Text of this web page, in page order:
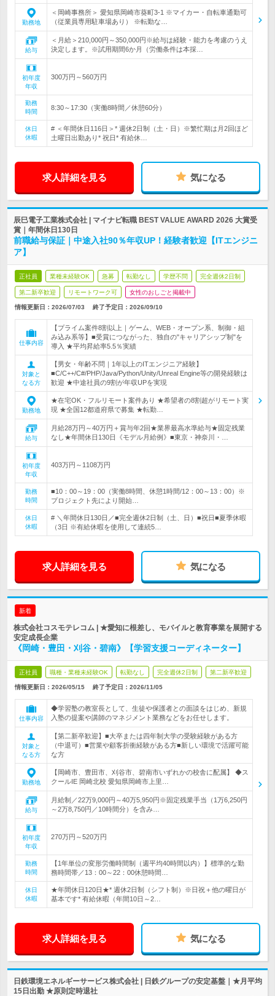
勤務地
＜岡崎事務所＞ 愛知県岡崎市葵町3-1 ※マイカー・自転車通勤可
（従業員専用駐車場あり） ※転勤な…
給与
＜月給＞210,000円～350,000円※給与は経験・能力を考慮のうえ
決定します。※試用期間6か月（労働条件は本採…
初年度
年収
300万円～560万円
勤務
時間
8:30～17:30（実働8時間／休憩60分）
休日
休暇
# ＜年間休日116日＞* 週休2日制（土・日）※繁忙期は月2回ほど
土曜日出勤あり* 祝日* 有給休…
求人詳細を見る 気になる
辰巳電子工業株式会社 | マイナビ転職 BEST VALUE AWARD 2026 大賞受
賞｜年間休日130日
前職給与保証｜中途入社90％年収UP！経験者歓迎【ITエンジニ
ア】
正社員 業種未経験OK 急募 転勤なし 学歴不問 完全週休2日制
第二新卒歓迎 リモートワーク可 女性のおしごと掲載中
情報更新日：2026/07/03 終了予定日： 2026/09/10
仕事内容
【プライム案件8割以上｜ゲーム、WEB・オープン系、制御・組
み込み系等】■受賞につながった、独自の"キャリアシップ制"を
導入 ★平均昇給率5.5％実績
対象と
なる方
【男女・年齢不問｜1年以上のITエンジニア経験】
■C/C++/C#/PHP/Java/Python/Unity/Unreal Engine等の開発経験は
歓迎 ★中途社員の9割が年収UPを実現
勤務地
★在宅OK・フルリモート案件あり ★希望者の8割超がリモート実
現 ★全国12都道府県で募集 ★転勤…
給与
月給28万円～40万円＋賞与年2回★業界最高水準給与★固定残業
なし★年間休日130日《モデル月給例》■東京・神奈川・…
初年度
年収
403万円～1108万円
勤務
時間
■10：00～19：00（実働8時間、休憩1時間/12：00～13：00）※
プロジェクト先により開始…
休日
休暇
# ＼年間休日130日／■完全週休2日制（土、日）■祝日■夏季休暇
（3日 ※有給休暇を使用して連続5…
求人詳細を見る 気になる
新着
株式会社コスモテレコム | ★愛知に根差し、モバイルと教育事業を展開する
安定成長企業
《岡崎・豊田・刈谷・碧南》【学習支援コーディネーター】
正社員 職種・業種未経験OK 転勤なし 完全週休2日制 第二新卒歓迎
情報更新日：2026/05/15 終了予定日： 2026/11/05
仕事内容
◆学習塾の教室長として、生徒や保護者との面談をはじめ、新規
入塾の提案や講師のマネジメント業務などをお任せします。
対象と
なる方
【第二新卒歓迎】■大卒または四年制大学の受験経験がある方
（中退可）■営業や顧客折衝経験がある方■新しい環境で活躍可能
な方
勤務地
【岡崎市、豊田市、刈谷市、碧南市いずれかの校舎に配属】 ◆ス
クールIE 岡崎北校 愛知県岡崎市上里…
給与
月給制／22万9,000円～40万5,950円※固定残業手当（1万6,250円
～2万8,750円／10時間分）を含み…
初年度
年収
270万円～520万円
勤務
時間
【1年単位の変形労働時間制（週平均40時間以内）】標準的な勤
務時間帯／13：00～22：00休憩時間…
休日
休暇
★年間休日120日★* 週休2日制（シフト制）※日祝＋他の曜日が
基本です* 有給休暇（年間10日～2…
求人詳細を見る 気になる
日鉄環境エネルギーサービス株式会社 | 日鉄グループの安定基盤｜★月平均
15日出勤 ★原則定時退社